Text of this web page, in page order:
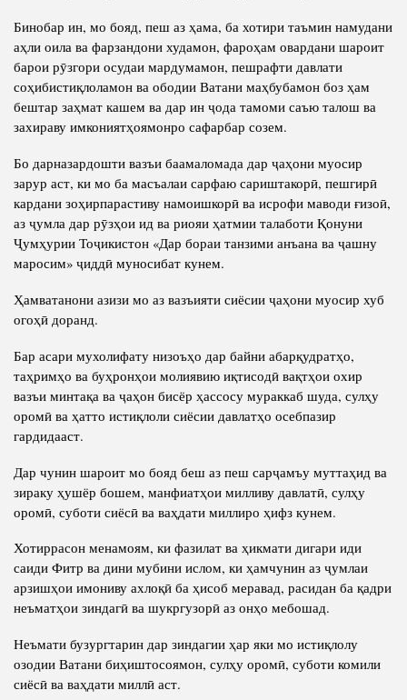
Бинобар ин, мо бояд, пеш аз ҳама, ба хотири таъмин намудани
аҳли оила ва фарзандони худамон, фароҳам овардани шароит
барои рӯзгори осудаи мардумамон, пешрафти давлати
соҳибистиқлоламон ва ободии Ватани маҳбубамон боз ҳам
бештар заҳмат кашем ва дар ин ҷода тамоми саъю талош ва
захираву имкониятҳоямонро сафарбар созем.
Бо дарназардошти вазъи баамаломада дар ҷаҳони муосир
зарур аст, ки мо ба масъалаи сарфаю сариштакорӣ, пешгирӣ
кардани зоҳирпарастиву намоишкорӣ ва исрофи маводи ғизоӣ,
аз ҷумла дар рӯзҳои ид ва риояи ҳатмии талаботи Қонуни
Ҷумҳурии Тоҷикистон «Дар бораи танзими анъана ва ҷашну
маросим» ҷиддӣ муносибат кунем.
Ҳамватанони азизи мо аз вазъияти сиёсии ҷаҳони муосир хуб
огоҳӣ доранд.
Бар асари мухолифату низоъҳо дар байни абарқудратҳо,
таҳримҳо ва буҳронҳои молиявию иқтисодӣ вақтҳои охир
вазъи минтақа ва ҷаҳон бисёр ҳассосу мураккаб шуда, сулҳу
оромӣ ва ҳатто истиқлоли сиёсии давлатҳо осебпазир
гардидааст.
Дар чунин шароит мо бояд беш аз пеш сарҷамъу муттаҳид ва
зираку ҳушёр бошем, манфиатҳои милливу давлатӣ, сулҳу
оромӣ, суботи сиёсӣ ва ваҳдати миллиро ҳифз кунем.
Хотиррасон менамоям, ки фазилат ва ҳикмати дигари иди
саиди Фитр ва дини мубини ислом, ки ҳамчунин аз ҷумлаи
арзишҳои имониву ахлоқӣ ба ҳисоб меравад, расидан ба қадри
неъматҳои зиндагӣ ва шукргузорӣ аз онҳо мебошад.
Неъмати бузургтарин дар зиндагии ҳар яки мо истиқлолу
озодии Ватани биҳиштосоямон, сулҳу оромӣ, суботи комили
сиёсӣ ва ваҳдати миллӣ аст.